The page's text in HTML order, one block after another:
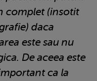
complet (insotit
daca
este sau nu
De aceea este
ca la